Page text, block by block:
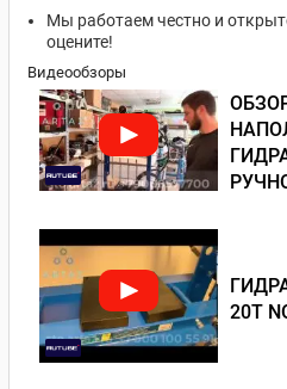
Мы работаем честно и
оцените!
Видеообзоры
20Т